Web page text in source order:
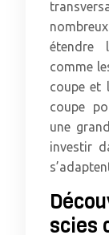
étendre
comme
coupe et
coupe
une
investir
scies